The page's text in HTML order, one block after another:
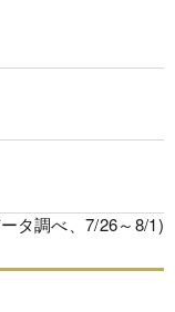
タ調べ、7/26～8/1)